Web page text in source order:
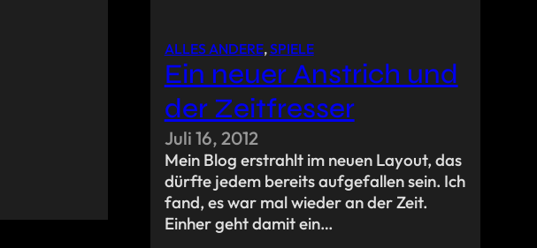
ALLES ANDERE, SPIELE
Ein neuer Anstrich und
der Zeitfresser
Juli 16, 2012
Mein Blog erstrahlt im neuen Layout, das
dürfte jedem bereits aufgefallen sein. Ich
fand, es war mal wieder an der Zeit.
Einher geht damit ein…